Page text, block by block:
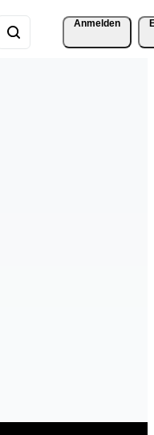
Anmelden